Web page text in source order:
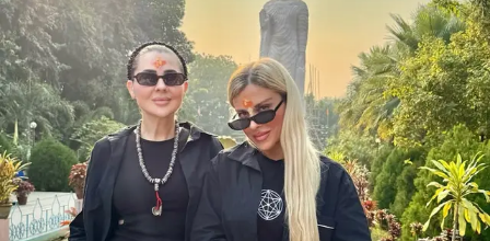
человеческих кризисов в возможности для
возрождения.